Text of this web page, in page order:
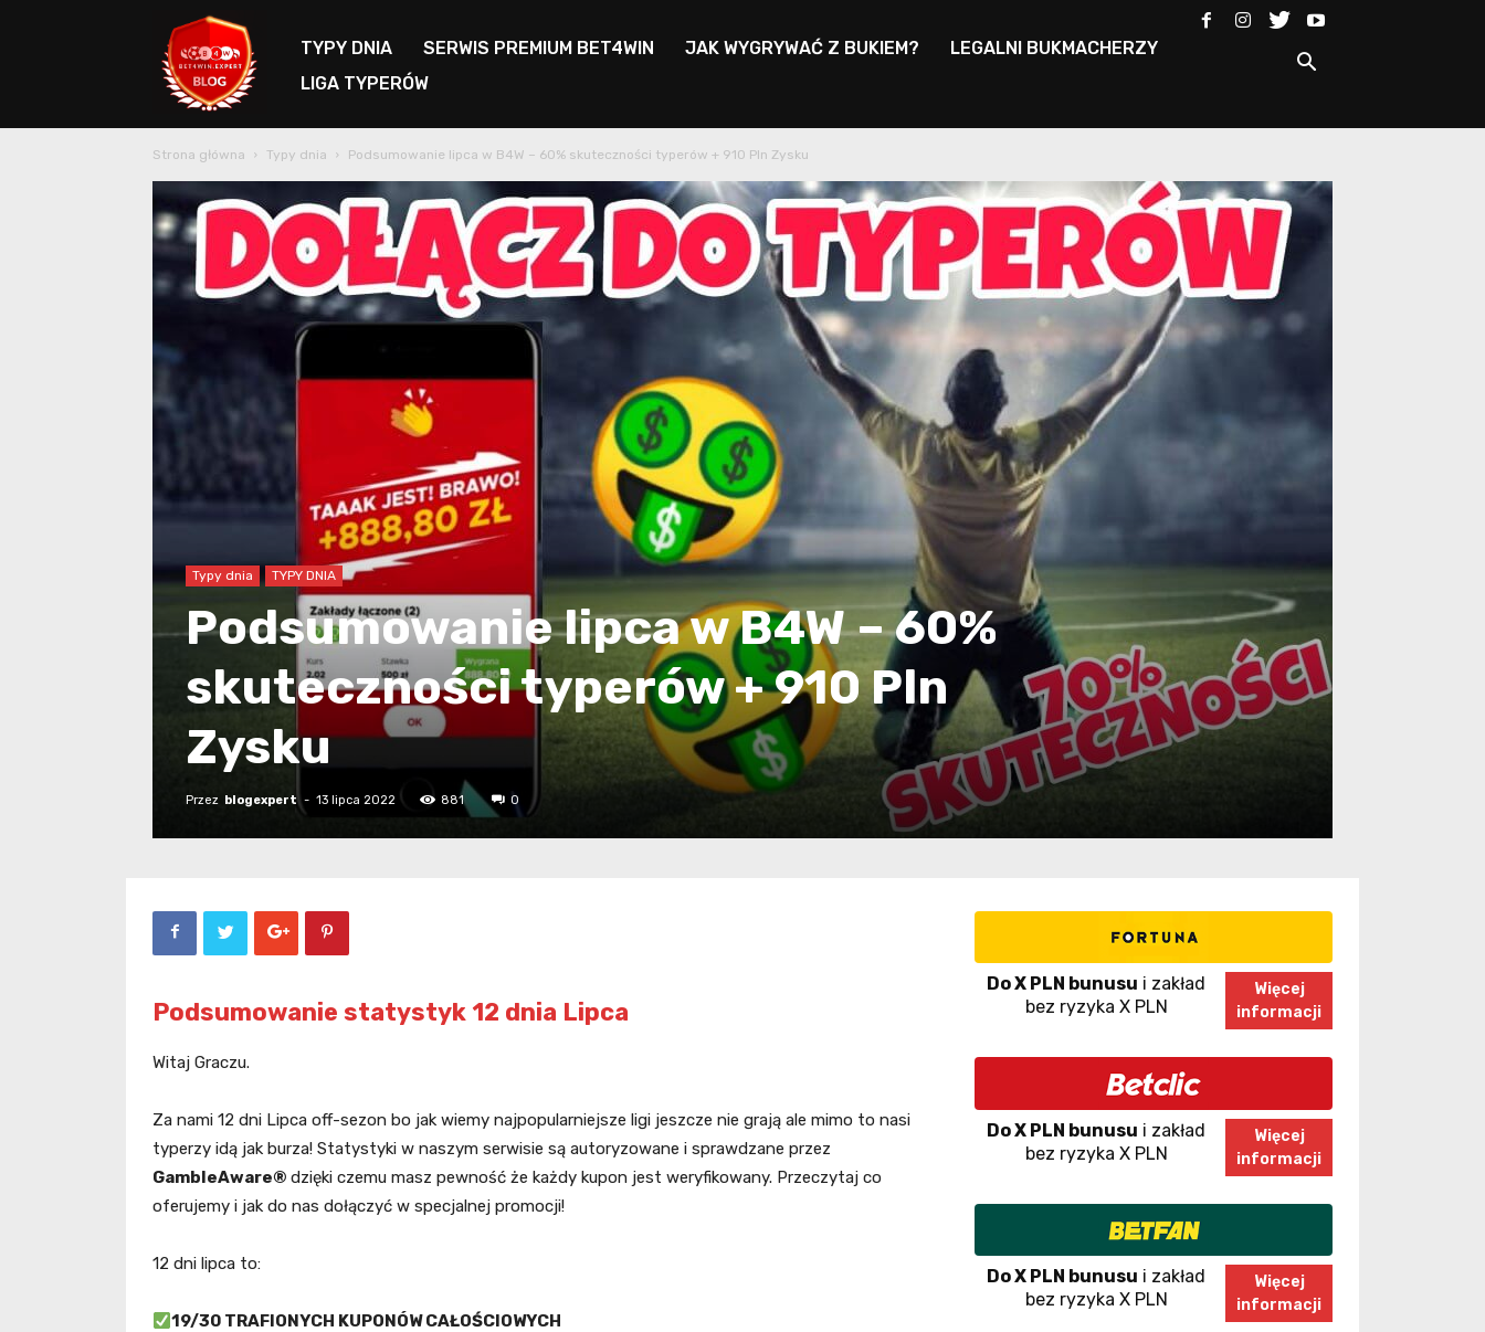
Blog
Bet4Win.expert
TYPY DNIA SERWIS PREMIUM BET4WIN JAK WYGRYWAĆ Z BUKIEM?
LEGALNI BUKMACHERZY
LIGA TYPERÓW
Strona główna Typy dnia Podsumowanie lipca w B4W – 60% skuteczności typerów + 910 Pln Zysku
Typy dnia TYPY DNIA
Podsumowanie lipca w B4W – 60%
skuteczności typerów + 910 Pln
Zysku
Przez blogexpert - 13 lipca 2022 881 0
Podsumowanie statystyk 12 dnia Lipca
Witaj Graczu.
Za nami 12 dni Lipca off-sezon bo jak wiemy najpopularniejsze ligi jeszcze nie grają ale mimo to nasi
typerzy idą jak burza! Statystyki w naszym serwisie są autoryzowane i sprawdzane przez
GambleAware® dzięki czemu masz pewność że każdy kupon jest weryfikowany. Przeczytaj co
oferujemy i jak do nas dołączyć w specjalnej promocji!
12 dni lipca to:
19/30 TRAFIONYCH KUPONÓW CAŁOŚCIOWYCH
Do X PLN bunusu i zakład
bez ryzyka X PLN
Więcej
informacji
Do X PLN bunusu i zakład
bez ryzyka X PLN
Więcej
informacji
Do X PLN bunusu i zakład
bez ryzyka X PLN
Więcej
informacji